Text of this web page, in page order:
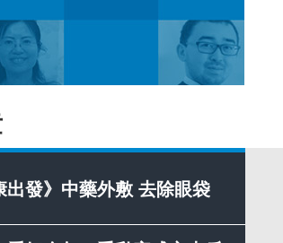
出發》中藥外敷 去除眼袋